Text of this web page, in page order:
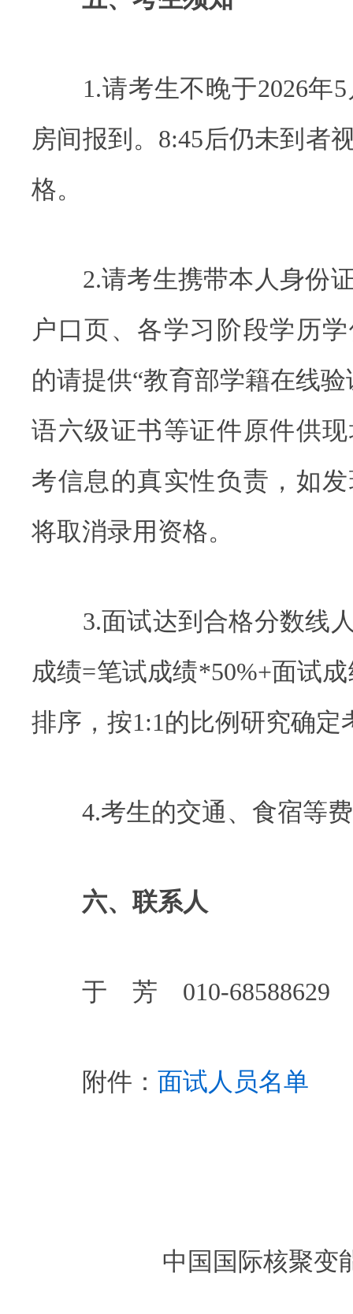
1.请考生不晚于2026年5
房间报到。8:45后仍未到者
格。
2.请考生携带本人身份证
户口页、各学习阶段学历
的请提供“教育部学籍在线
语六级证书等证件原件供
考信息的真实性负责，如
将取消录用资格。
3.面试达到合格分数线人
成绩=笔试成绩*50%+面试
排序，按1:1的比例研究确定
4.考生的交通、食宿等费
六、联系人
于 芳 010-68588629
附件： 面试人员名单
中国国际核聚变